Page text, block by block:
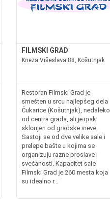
FILMSKI GRAD
Kneza Višeslava 88, Košutnjak
Restoran Filmski Grad je
smešten u srcu najlepšeg dela
Čukarice (Košutnjak), nedaleko
od centra grada, ali je ipak
sklonjen od gradske vreve.
Sastoji se od dve velike sale i
prelepe bašte u kojima se
organizuju razne proslave i
svečanosti. Kapacitet sale
Filmski Grad je 260 mesta koja
su idealno r...